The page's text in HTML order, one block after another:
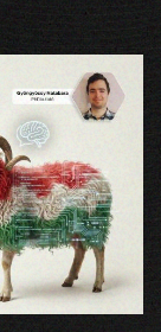
226 - Az LLM eltörli a népítéletet és a beandandó dolgozatokat?
224 - Mindenki az AI lufiról beszél, jön a durranás?
223 - Szemfényvesztés és fifika-verseny az MI világában